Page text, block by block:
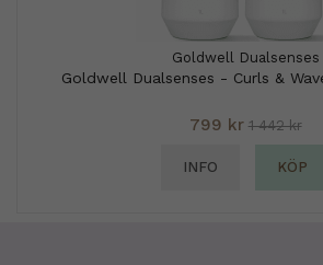
Goldwell Dualsenses
Goldwell Dualsenses - Curls &
799 kr 1 442 kr
INFO KÖP